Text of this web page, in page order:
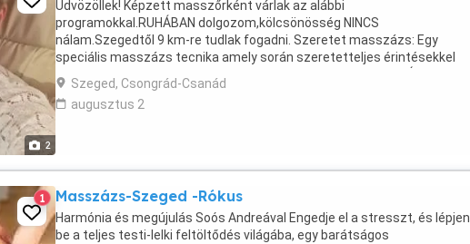
2
Üdvözöllek! Képzett masszőrként várlak az alábbi
programokkal.RUHÁBAN dolgozom,kölcsönösség NINCS
nálam.Szegedtől 9 km-re tudlak fogadni. Szeretet masszázs: Egy
speciális masszázs tecnika amely során szeretetteljes érintésekkel
segitek ellazulni,kikapcsolódni és harmonizálni testet,lelket. Érzéki ...
Szeged, Csongrád-Csanád
augusztus 2
1 Masszázs-Szeged -Rókus
Harmónia és megújulás Soós Andreával Engedje el a stresszt, és lépjen
be a teljes testi-lelki feltöltődés világába, egy barátságos